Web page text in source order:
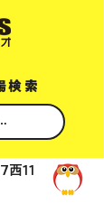
検索
へもどる
西11